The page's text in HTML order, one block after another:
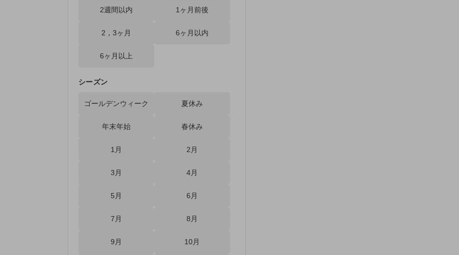
2週間以内 1ヶ月前後
2，3ヶ月 6ヶ月以内
6ヶ月以上
シーズン
ゴールデンウィーク 夏休み
年末年始 春休み
1月 2月
3月 4月
5月 6月
7月 8月
9月 10月